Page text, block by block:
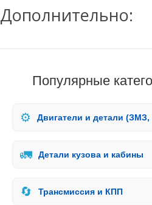
Дополнительно:
Популярные
⚙️ Двигатели и детали
🚛 Детали кузова и кабины
🔄 Трансмиссия и КПП